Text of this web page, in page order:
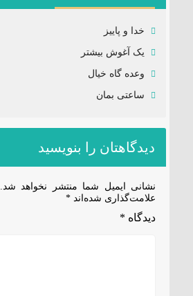
خدا و پاییز
یک آغوش بیشتر
وعده گاه خیال
ساعتی بمان
دیدگاهتان را بنویسید
نشانی ایمیل شما منتشر نخواهد شد.
علامت‌گذاری شده‌اند *
دیدگاه *